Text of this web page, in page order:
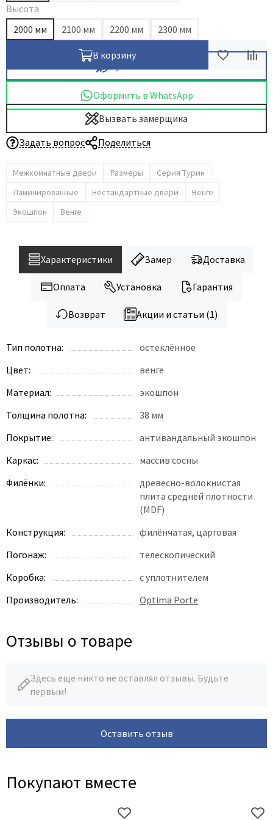
Dircode
Eclisse
Fantom
Fratelli Cattini
GlassTur
Komfort Doors
Legend
Luxor
Miksal
Ofram
Optima Porte
Oro - Oro
Portika
Profilo Porte
Protector
STR
Tupai
Uberture
Verum
Zadoor
Высота
2000 мм
2100 мм 2200 мм 2300 мм
В корзину
Оформить в WhatsApp
Вызвать замерщика
Задать вопрос
Поделиться
Межкомнатные двери Размеры
Серия Турин
Ламинированные
Нестандартные двери
Венге
Экошпон
Венге
Характеристики Замер Доставка
Оплата Установка Гарантия
Возврат Акции и статьи (1)
Тип полотна:
остеклённое
Цвет:
венге
Материал:
экошпон
Толщина полотна:
38 мм
Покрытие:
антивандальный экошпон
Каркас:
массив сосны
Филёнки:
древесно-волокнистая
плита средней плотности
(MDF)
Конструкция:
филёнчатая, царговая
Погонаж:
телескопический
Коробка:
с уплотнителем
Производитель:
Optima Porte
Отзывы о товаре
Здесь еще никто не оставлял отзывы. Будьте
первым!
Оставить отзыв
Покупают вместе